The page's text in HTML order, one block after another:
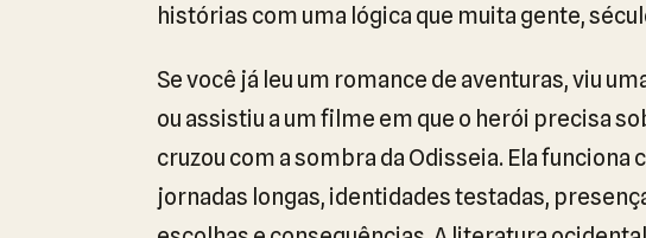
histórias com uma lógica que muita gente,
Se você já leu um romance de aventuras, viu
ou assistiu a um filme em que o herói precisa
cruzou com a sombra da Odisseia. Ela
jornadas longas, identidades testadas,